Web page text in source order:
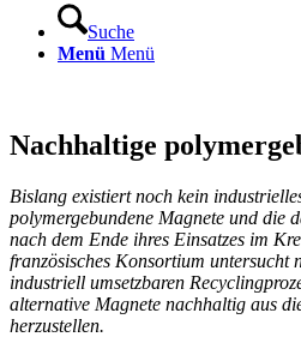
Suche
Menü Menü
Nachhaltige
Bislang existiert noch kein
polymergebundene Magnete und die
nach dem Ende ihres Einsatzes im
französisches Konsortium untersucht
industriell umsetzbaren
alternative Magnete nachhaltig aus
herzustellen.